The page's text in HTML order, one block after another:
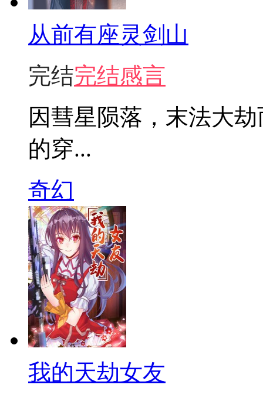
从前有座灵剑山
完结完结感言
因彗星陨落，末法大
的穿...
奇幻
我的天劫女友